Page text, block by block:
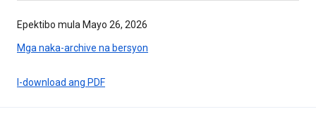
Epektibo mula Mayo 26, 2026
Mga naka-archive na bersyon
I-download ang PDF